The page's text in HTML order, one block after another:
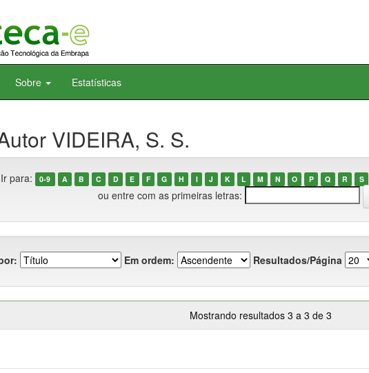
Sobre Estatísticas
VIDEIRA, S. S.
Ir para: 0-9 A B C D E F G H I J K L M N O P Q R S
ou entre com as primeiras letras:
Em ordem: Resultados/Página
Mostrando resultados 3 a 3 de 3